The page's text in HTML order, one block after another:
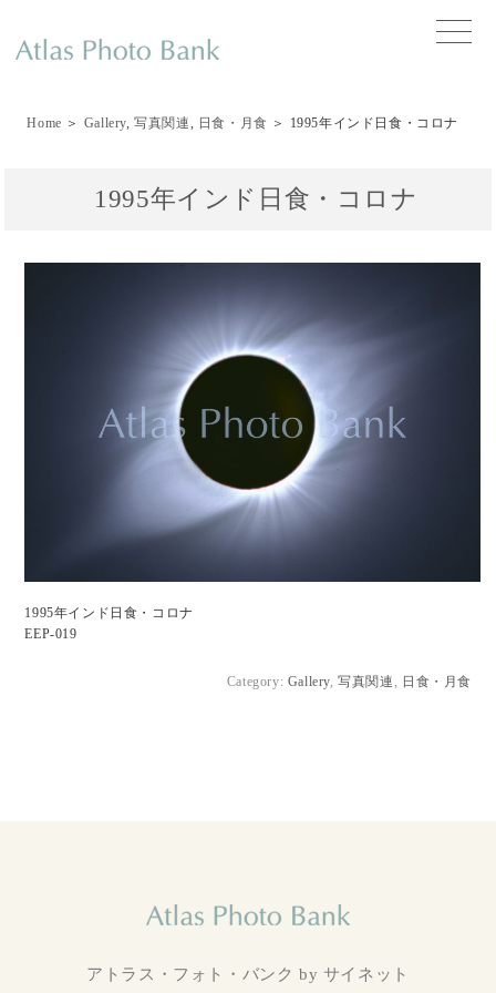
toggle
Home ＞ Gallery,写真関連, 日食・月食 ＞ 1995年インド日食・コロナ
1995年インド日食・コロナ
1995年インド日食・コロナ
EEP-019
Category: Gallery,写真関連 , 日食・月食
アトラス・フォト・バンク by サイネット